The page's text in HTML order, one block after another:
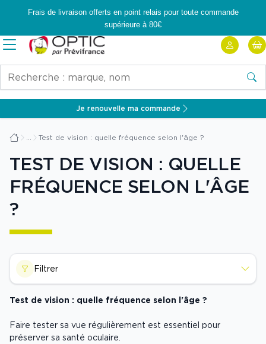
Frais de livraison offerts en point relais pour toute commande
supérieure à 80€
OuvrirAccueil
de
Je renouvelle ma commande
Accueil
Test de vision : quelle fréquence selon l'âge ?
TEST DE VISION : QUELLE
FRÉQUENCE SELON L'ÂGE
?
Filtrer
Test de vision : quelle fréquence selon l'âge ?
Faire tester sa vue régulièrement est essentiel pour
préserver sa santé oculaire.